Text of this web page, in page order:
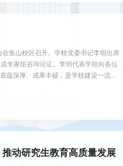
鱼山校区召开。学校党委书记李明出席
专家组咨询论证。李明代表学校向各位
蕴深厚、成果丰硕，是学校建设一流大
顶尖引领的重要机遇期。要面向粮食安
动研究生教育高质量发展